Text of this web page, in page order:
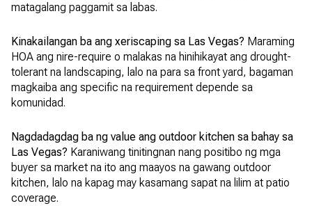
matagalang paggamit sa labas.
Kinakailangan ba ang xeriscaping sa Las Vegas? Maraming
HOA ang nire-require o malakas na hinihikayat ang drought-
tolerant na landscaping, lalo na para sa front yard, bagaman
magkaiba ang specific na requirement depende sa
komunidad.
Nagdadagdag ba ng value ang outdoor kitchen sa bahay sa
Las Vegas? Karaniwang tinitingnan nang positibo ng mga
buyer sa market na ito ang maayos na gawang outdoor
kitchen, lalo na kapag may kasamang sapat na lilim at patio
coverage.